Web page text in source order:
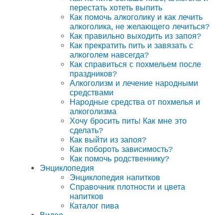
перестать хотеть выпить
Как помочь алкоголику и как лечить
алкоголика, не желающего лечиться?
Как правильно выходить из запоя?
Как прекратить пить и завязать с
алкоголем навсегда?
Как справиться с похмельем после
праздников?
Алкоголизм и лечение народными
средствами
Народные средства от похмелья и
алкоголизма
Хочу бросить пить! Как мне это
сделать?
Как выйти из запоя?
Как побороть зависимость?
Как помочь родственнику?
Энциклопедия
Энциклопедия напитков
Справочник плотности и цвета
напитков
Каталог пива